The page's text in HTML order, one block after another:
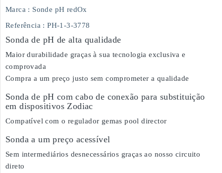
Marca : Sonde pH redOx
Referência : PH-1-3-3778
Sonda de pH de alta qualidade
Maior durabilidade graças à sua tecnologia exclusiva e
comprovada
Compra a um preço justo sem comprometer a qualidade
Sonda de pH com cabo de conexão para substituição
em dispositivos Zodiac
Compatível com o regulador gemas pool director
Sonda a um preço acessível
Sem intermediários desnecessários graças ao nosso circuito
direto